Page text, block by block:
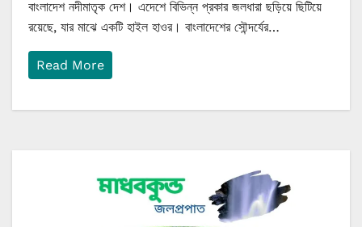
বাংলাদেশ নদীমাতৃক দেশ। এদেশে বিভিন্ন প্রকার জলধারা ছড়িয়ে ছিটিয়ে
রয়েছে, যার মাঝে একটি হাইল হাওর। বাংলাদেশের সৌন্দর্যের…
Read More